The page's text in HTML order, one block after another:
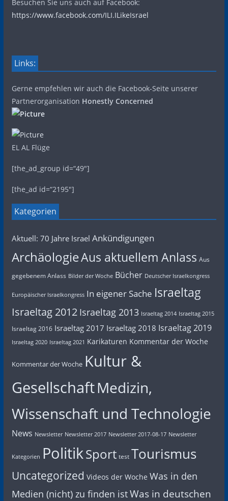
Besuchen Sie uns auch auf Facebook:
https://www.facebook.com/ILI.ILikeIsrael
Links:
Gerne empfehlen wir auch die Facebook-Seite unserer
Partnerorganisation Honestly Concerned
EL AL Flüge
[the_ad_group id=“49″]
[the_ad id=“2195″]
Kategorien
Aktuell: 70 Jahre Israel Ankündigungen
ArchäologieAus aktuellem Anlass Aus
gegebenem Anlass Bilder der Woche Bücher Deutscher Israelkongress
Europäischer Israelkongress In eigener Sache Israeltag
Israeltag 2012 Israeltag 2013 Israeltag 2014 Israeltag 2015
Israeltag 2016 Israeltag 2017 Israeltag 2018 Israeltag 2019
Israeltag 2020 Israeltag 2021 Karikaturen Kommentar der Woche
Kommentar der Woche Kultur &
GesellschaftMedizin,
Wissenschaft und Technologie
News Newsletter Newsletter 2017 Newsletter 2017-08-17 Newsletter
Kategorien PolitikSport test Tourismus
Uncategorized Videos der Woche Was in den
Medien (nicht) zu finden istWas in deutschen